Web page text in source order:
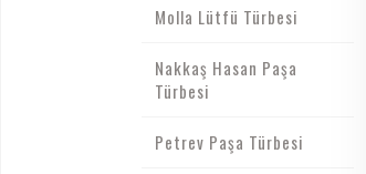
Molla Lütfü Türbesi
Nakkaş Hasan Paşa
Türbesi
Petrev Paşa Türbesi